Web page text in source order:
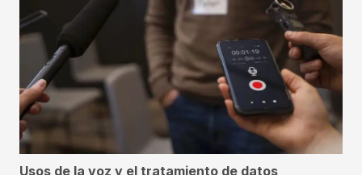
Usos de la voz y el tratamiento de datos